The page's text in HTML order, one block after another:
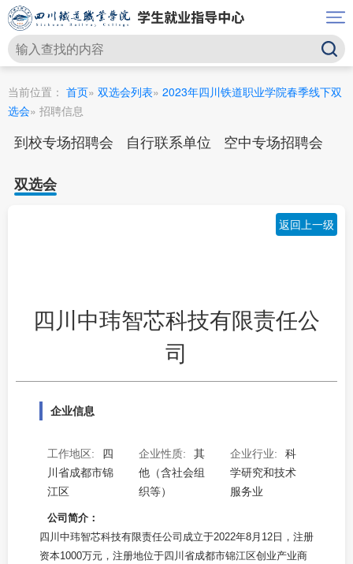
当前位置： 首页» 双选会列表» 2023年四川铁道职业学院春季线下双
选会» 招聘信息
到校专场招聘会 自行联系单位 空中专场招聘会
双选会
返回上一级
四川中玮智芯科技有限责任公
司
企业信息
工作地区:
四
川省成都市锦
江区
企业性质:
其
他（含社会组
织等）
企业行业:
科
学研究和技术
服务业
公司简介：
四川中玮智芯科技有限责任公司成立于2022年8月12日，注册
资本1000万元，注册地位于四川省成都市锦江区创业产业商